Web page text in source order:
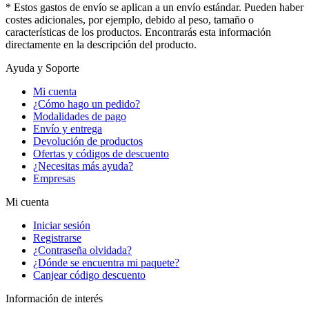
* Estos gastos de envío se aplican a un envío estándar. Pueden haber
costes adicionales, por ejemplo, debido al peso, tamaño o
características de los productos. Encontrarás esta información
directamente en la descripción del producto.
Ayuda y Soporte
Mi cuenta
¿Cómo hago un pedido?
Modalidades de pago
Envío y entrega
Devolución de productos
Ofertas y códigos de descuento
¿Necesitas más ayuda?
Empresas
Mi cuenta
Iniciar sesión
Registrarse
¿Contraseña olvidada?
¿Dónde se encuentra mi paquete?
Canjear código descuento
Información de interés